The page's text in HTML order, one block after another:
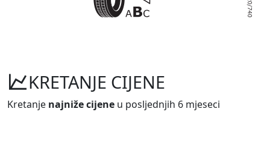
KRETANJE CIJENE
Kretanje najniže cijene u posljednjih 6 mjeseci